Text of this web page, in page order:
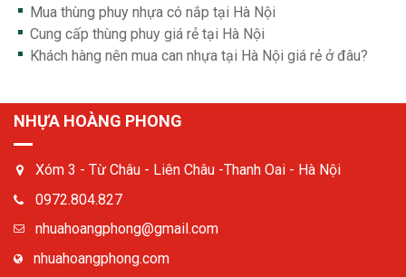
Mua thùng phuy nhựa có nắp tại Hà Nội
Cung cấp thùng phuy giá rẻ tại Hà Nội
Khách hàng nên mua can nhựa tại Hà Nội giá rẻ ở đâu?
NHỰA HOÀNG PHONG
Xóm 3 - Từ Châu - Liên Châu -Thanh Oai - Hà Nội
0972.804.827
nhuahoangphong@gmail.com
nhuahoangphong.com